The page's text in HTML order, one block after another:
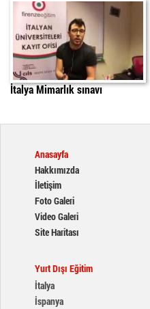
İtalya'da Mimarlık
İtalya Mimarlık sınavı
Anasayfa
Hakkımızda
İletişim
Foto Galeri
Video Galeri
Site Haritası
Yurt Dışı Eğitim
İtalya
İspanya